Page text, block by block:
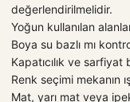
değerlendirilmelidir.
Yoğun kullanılan
Boya su bazlı mı
Kapatıcılık ve
Renk seçimi mekanın
Mat, yarı mat veya